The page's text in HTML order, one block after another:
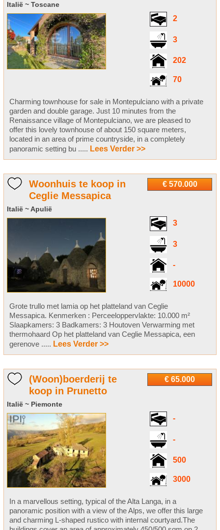
Italië ~ Toscane
2
3
202
70
Charming townhouse for sale in Montepulciano with a private
garden and double garage. Just 10 minutes from the
Renaissance village of Montepulciano, we are pleased to
offer this lovely townhouse of about 150 square meters,
located in an area of prime countryside, in a completely
panoramic setting bu ..... Lees Verder >>
€ 570.000
Woonhuis te koop in
Ceglie Messapica
Italië ~ Apulië
3
3
-
10000
Grote trullo met lamia op het platteland van Ceglie
Messapica. Kenmerken : Perceeloppervlakte: 10.000 m²
Slaapkamers: 3 Badkamers: 3 Houtoven Verwarming met
thermohaard Op het platteland van Ceglie Messapica, een
gerenove ..... Lees Verder >>
€ 65.000
(Woon)boerderij te
koop in Prunetto
Italië ~ Piemonte
-
-
500
3000
In a marvellous setting, typical of the Alta Langa, in a
panoramic position with a view of the Alps, we offer this large
and charming L-shaped rustico with internal courtyard.The